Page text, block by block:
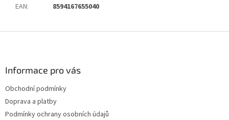
EAN: 8594167655040
Informace pro vás
Obchodní podmínky
Doprava a platby
Podmínky ochrany osobních údajů